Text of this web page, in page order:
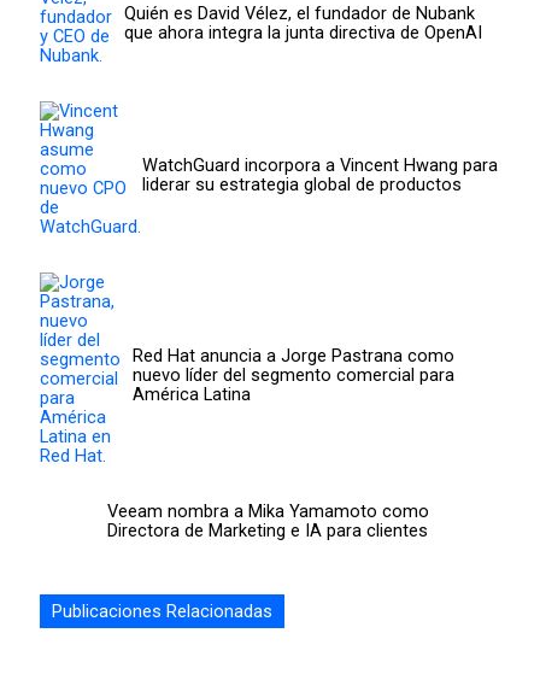
Quién es David Vélez, el fundador de Nubank
que ahora integra la junta directiva de OpenAI
WatchGuard incorpora a Vincent Hwang para
liderar su estrategia global de productos
Red Hat anuncia a Jorge Pastrana como
nuevo líder del segmento comercial para
América Latina
Veeam nombra a Mika Yamamoto como
Directora de Marketing e IA para clientes
Publicaciones Relacionadas